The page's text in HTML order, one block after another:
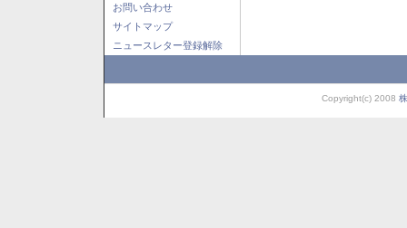
お問い合わせ
サイトマップ
ニュースレター登録解除
Copyright(c) 2008